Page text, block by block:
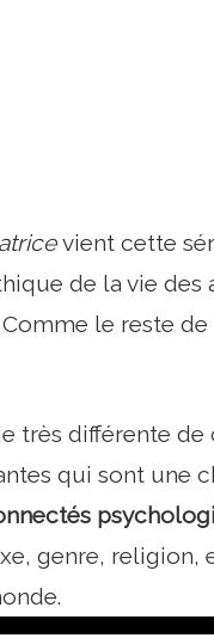
vient cette
de la vie des
Comme le reste
très différente
qui sont une
genre, religion,